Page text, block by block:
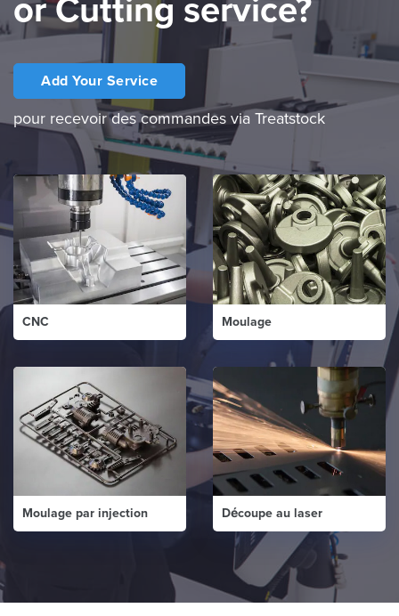
or Cutting service?
Add Your Service
pour recevoir des commandes via Treatstock
CNC Moulage
Moulage par injection Découpe au laser